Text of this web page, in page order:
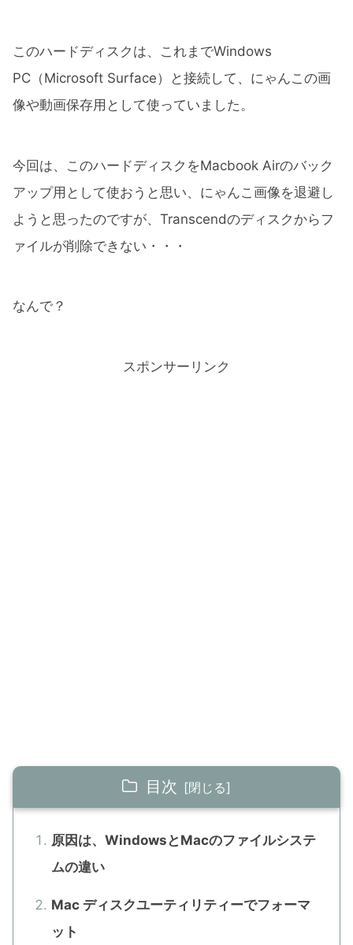
このハードディスクは、これまでWindows
PC（Microsoft Surface）と接続して、にゃんこの画
像や動画保存用として使っていました。
今回は、このハードディスクをMacbook Airのバック
アップ用として使おうと思い、にゃんこ画像を退避し
ようと思ったのですが、Transcendのディスクからフ
ァイルが削除できない・・・
なんで？
スポンサーリンク
目次
原因は、WindowsとMacのファイルシステ
ムの違い
Mac ディスクユーティリティーでフォーマ
ット